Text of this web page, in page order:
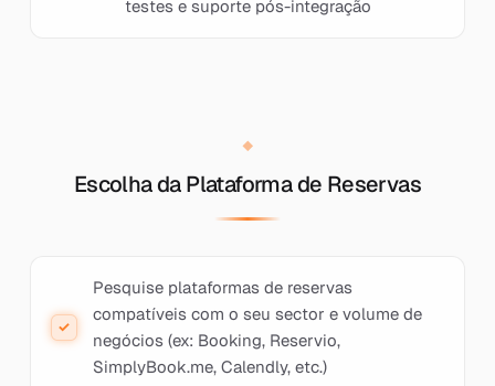
testes e suporte pós-integração
Escolha da Plataforma de Reservas
Pesquise plataformas de reservas
compatíveis com o seu sector e volume de
negócios (ex: Booking, Reservio,
SimplyBook.me, Calendly, etc.)